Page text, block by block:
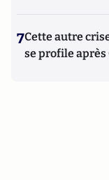
7Cette autre
se profile après